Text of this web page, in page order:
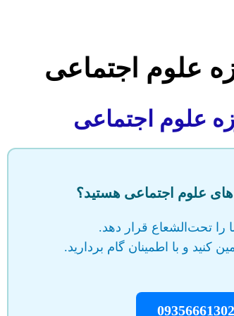
علوم اجتماعی
علوم اجتماعی
علوم اجتماعی هستید؟
تحت‌الشعاع قرار دهد.
کنید و با اطمینان گام بردارید.